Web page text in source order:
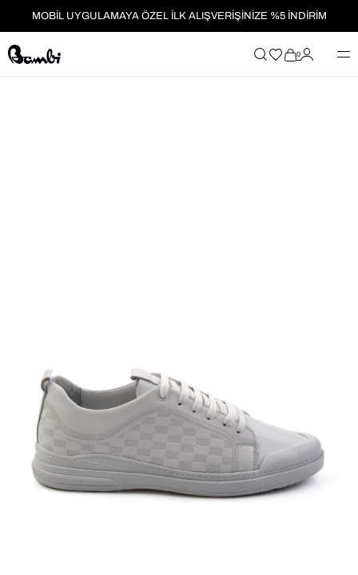
MOBİL UYGULAMAYA ÖZEL İLK ALIŞVERİŞİNİZE %5 İNDİRİM
HER SİPARİŞTE %2 PARAPUAN
0